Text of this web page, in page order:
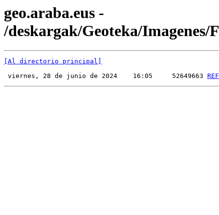
geo.araba.eus -
/deskargak/Geoteka/Imagenes/
[Al directorio principal]
viernes, 28 de junio de 2024    16:05     52649663